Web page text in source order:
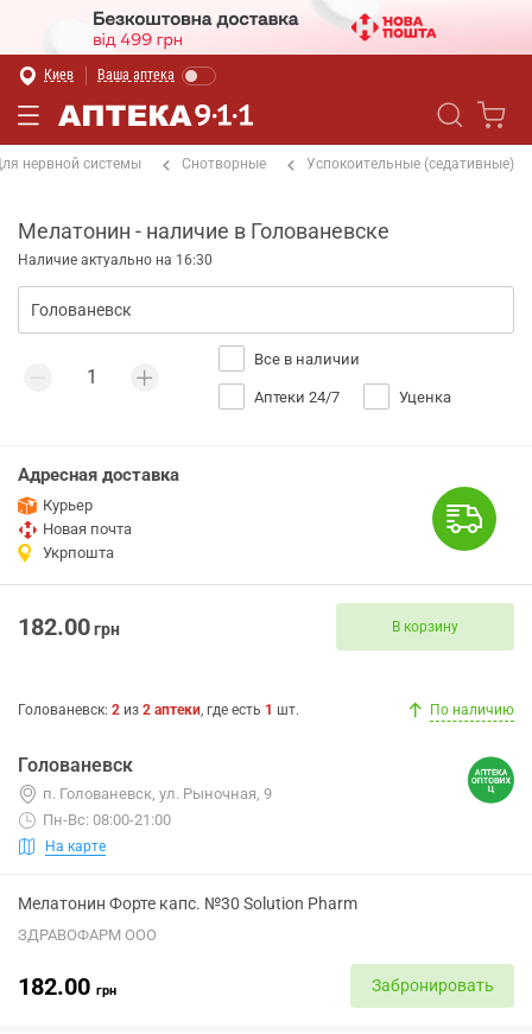
Киев Ваша аптека
нервной системы Снотворные Успокоительные (седативные)
Мелатонин - наличие в Голованевске
Наличие актуально на 16:30
Все в наличии
Аптеки 24/7 Уценка
Адресная доставка
Курьер
Новая почта
Укрпошта
182.00грн В корзину
Голованевск: 2 из 2 аптеки, где есть 1 шт. По наличию
Голованевск
п. Голованевск, ул. Рыночная, 9
Пн-Вс: 08:00-21:00
На карте
Мелатонин Форте капс. №30 Solution Pharm
ЗДРАВОФАРМ ООО
182.00 грн Забронировать